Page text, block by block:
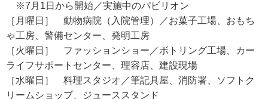
※7月1日から開始／実施中のパビリオン
［月曜日］ 動物病院（入院管理）／お菓子工場、おもち
ゃ工房、警備センター、発明工房
［火曜日］ ファッションショー／ボトリング工場、カー
ライフサポートセンター、理容店、建設現場
［水曜日］ 料理スタジオ／筆記具屋、消防署、ソフトク
リームショップ、ジューススタンド